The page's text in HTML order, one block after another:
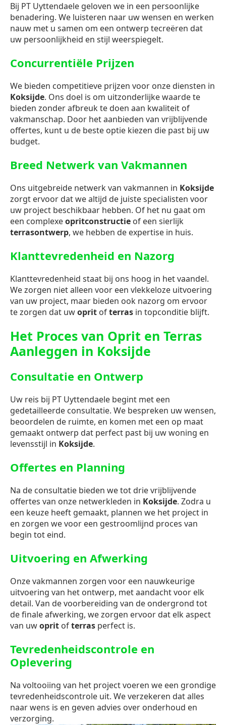
Bij PT Uyttendaele geloven we in een persoonlijke
benadering. We luisteren naar uw wensen en werken
nauw met u samen om een ontwerp tecreëren dat
uw persoonlijkheid en stijl weerspiegelt.
Concurrentiële Prijzen
We bieden competitieve prijzen voor onze diensten in
Koksijde. Ons doel is om uitzonderlijke waarde te
bieden zonder afbreuk te doen aan kwaliteit of
vakmanschap. Door het aanbieden van vrijblijvende
offertes, kunt u de beste optie kiezen die past bij uw
budget.
Breed Netwerk van Vakmannen
Ons uitgebreide netwerk van vakmannen in Koksijde
zorgt ervoor dat we altijd de juiste specialisten voor
uw project beschikbaar hebben. Of het nu gaat om
een complexeopritconstructie of een sierlijk
terrasontwerp, we hebben de expertise in huis.
Klanttevredenheid en Nazorg
Klanttevredenheid staat bij ons hoog in het vaandel.
We zorgen niet alleen voor een vlekkeloze uitvoering
van uw project, maar bieden ook nazorg om ervoor
te zorgen dat uwoprit ofterras in topconditie blijft.
Het Proces van Oprit en Terras
Aanleggen in Koksijde
Consultatie en Ontwerp
Uw reis bij PT Uyttendaele begint met een
gedetailleerde consultatie. We bespreken uw wensen,
beoordelen de ruimte, en komen met een op maat
gemaakt ontwerp dat perfect past bij uw woning en
levensstijl in Koksijde.
Offertes en Planning
Na de consultatie bieden we tot drie vrijblijvende
offertes van onze netwerkleden in Koksijde. Zodra u
een keuze heeft gemaakt, plannen we het project in
en zorgen we voor een gestroomlijnd proces van
begin tot eind.
Uitvoering en Afwerking
Onze vakmannen zorgen voor een nauwkeurige
uitvoering van het ontwerp, met aandacht voor elk
detail. Van de voorbereiding van de ondergrond tot
de finale afwerking, we zorgen ervoor dat elk aspect
van uwoprit ofterras perfect is.
Tevredenheidscontrole en
Oplevering
Na voltooiing van het project voeren we een grondige
tevredenheidscontrole uit. We verzekeren dat alles
naar wens is en geven advies over onderhoud en
verzorging.